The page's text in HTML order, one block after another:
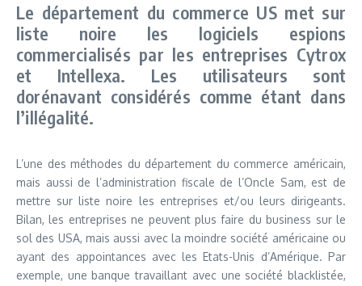
Le département du commerce US met sur
liste noire les logiciels espions
commercialisés par les entreprises Cytrox
et Intellexa. Les utilisateurs sont
dorénavant considérés comme étant dans
l’illégalité.
L’une des méthodes du département du commerce américain,
mais aussi de l’administration fiscale de l’Oncle Sam, est de
mettre sur liste noire les entreprises et/ou leurs dirigeants.
Bilan, les entreprises ne peuvent plus faire du business sur le
sol des USA, mais aussi avec la moindre société américaine ou
ayant des appointances avec les Etats-Unis d’Amérique. Par
exemple, une banque travaillant avec une société blacklistée,